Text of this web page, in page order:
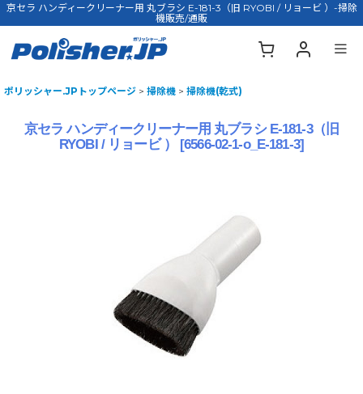
京セラ ハンディークリーナー用 丸ブラシ E-181-3（旧 RYOBI / リョービ ）-掃除
機販売/通販
ポリッシャー.JPトップページ > 掃除機 > 掃除機(乾式)
京セラ ハンディークリーナー用 丸ブラシ E-181-3（旧
RYOBI / リョービ ）
[6566-02-1-o_E-181-3]